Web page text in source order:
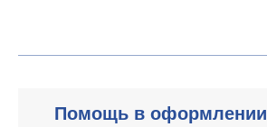
Помощь в оформлении